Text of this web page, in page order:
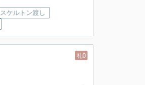
スケルトン渡し
礼0